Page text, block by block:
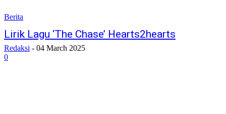
Berita
Lirik Lagu ‘The Chase’ Hearts2hearts
Redaksi - 04 March 2025
0